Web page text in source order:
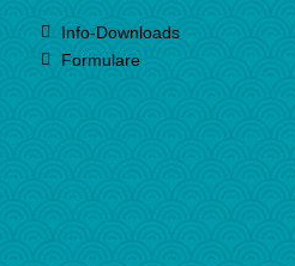
Info-Downloads
Formulare